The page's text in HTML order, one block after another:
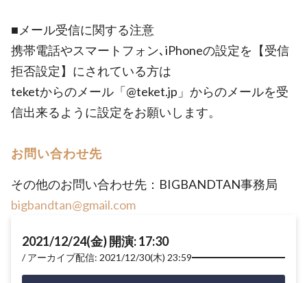
■メール受信に関する注意
携帯電話やスマートフォン､iPhoneの設定を【受信
拒否設定】にされている方は
teketからのメール「@teket.jp」からのメールを受
信出来るように設定をお願いします。
お問い合わせ先
その他のお問い合わせ先：BIGBANDTAN事務局
bigbandtan@gmail.com
2021/12/24(金) 開演: 17:30
アーカイブ配信: 2021/12/30(木) 23:59